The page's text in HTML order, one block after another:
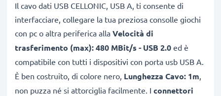
Il cavo dati USB CELLONIC, USB A, ti consente di
interfacciare, collegare la tua preziosa consolle giochi
con pc o altra periferica alla Velocità di
trasferimento (max): 480 MBit/s - USB 2.0 ed è
compatibile con tutti i dispositivi con porta usb USB A.
È ben costruito, di colore nero, Lunghezza Cavo: 1m,
non puzza né si attorciglia facilmente. I connettori